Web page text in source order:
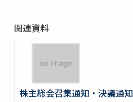
関連資料
株主総会召集通知・決議通知